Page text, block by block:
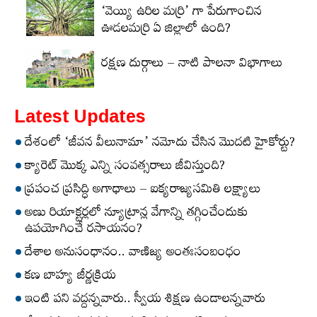
‘వెయ్యి ఉరిల మర్రి’ గా పేరుగాంచిన
ఊడలమర్రి ఏ జిల్లాలో ఉంది?
రక్షణ దుర్గాలు – నాటి పాలనా విభాగాలు
Latest Updates
దేశంలో ‘జీవన వీలునామా’ నమోదు చేసిన మొదటి హైకోర్టు?
క్యారెట్‌ మొక్క ఎన్ని సంవత్సరాలు జీవిస్తుంది?
ప్రపంచ ప్రసిద్ధి అగాధాలు – ఐక్యరాజ్యసమితి లక్ష్యాలు
అణు రియాక్టర్లలో న్యూట్రాన్ల వేగాన్ని తగ్గించేందుకు
ఉపయోగించే రసాయనం?
దేశాల అనుసంధానం.. వాణిజ్య అంతఃసంబంధం
కణ బాహ్య జీర్ణక్రియ
ఇంటి పని వద్దన్నవారు.. స్వీయ శిక్షణ ఉండాలన్నవారు